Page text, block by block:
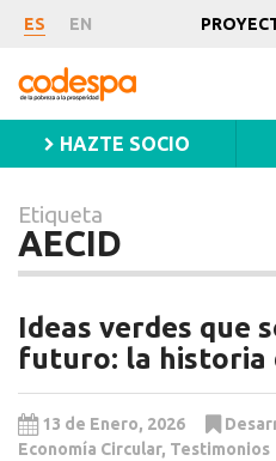
Etiqueta
AECID
ES EN
CODESPA
HAZTE SOCIO
Etiqueta
AECID
Ideas verdes que
futuro: la historia
13 de Enero, 2026
Economía Circular, Testimonios